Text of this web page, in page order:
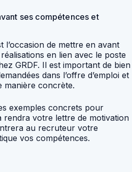
ses compétences et
l’occasion de mettre en avant
en lien avec le poste
GRDF. Il est important de bien
dans l’offre d’emploi et
manière concrète.
exemples concrets pour
rendra votre lettre de motivation
au recruteur votre
vos compétences.